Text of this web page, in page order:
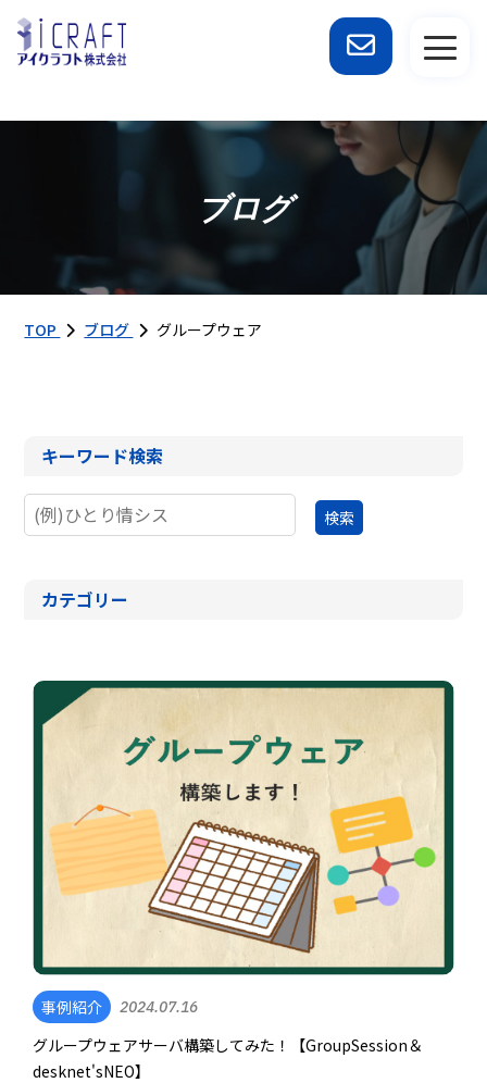
ブログ
TOP ブログ グループウェア
事例紹介 2024.07.16
グループウェアサーバ構築してみた！【GroupSession＆
desknet'sNEO】
キーワード検索
カテゴリー